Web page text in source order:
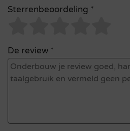
Sterrenbeoordeling *
De review *